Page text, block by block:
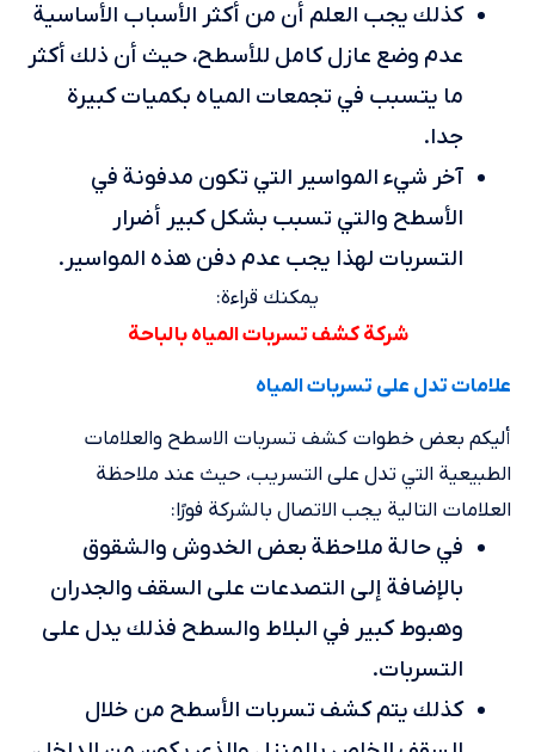
كذلك يجب العلم أن من أكثر الأسباب الأساسية
عدم وضع عازل كامل للأسطح، حيث أن ذلك أكثر
ما يتسبب في تجمعات المياه بكميات كبيرة
جدا.
آخر شيء المواسير التي تكون مدفونة في
الأسطح والتي تسبب بشكل كبير أضرار
التسربات لهذا يجب عدم دفن هذه المواسير.
يمكنك قراءة:
شركة كشف تسربات المياه بالباحة
علامات تدل على تسربات المياه
أليكم بعض خطوات كشف تسربات الاسطح والعلامات
الطبيعية التي تدل على التسريب، حيث عند ملاحظة
العلامات التالية يجب الاتصال بالشركة فورًا:
في حالة ملاحظة بعض الخدوش والشقوق
بالإضافة إلى التصدعات على السقف والجدران
وهبوط كبير في البلاط والسطح فذلك يدل على
التسربات.
كذلك يتم كشف تسربات الأسطح من خلال